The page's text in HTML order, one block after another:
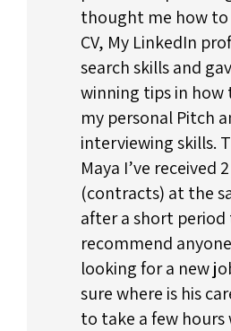
thought me how
CV, My LinkedIn
search skills and
winning tips in how
my personal Pitch
interviewing skills.
Maya I’ve received
(contracts) at the
after a short period
recommend
looking for a new
sure where is his
to take a few hours